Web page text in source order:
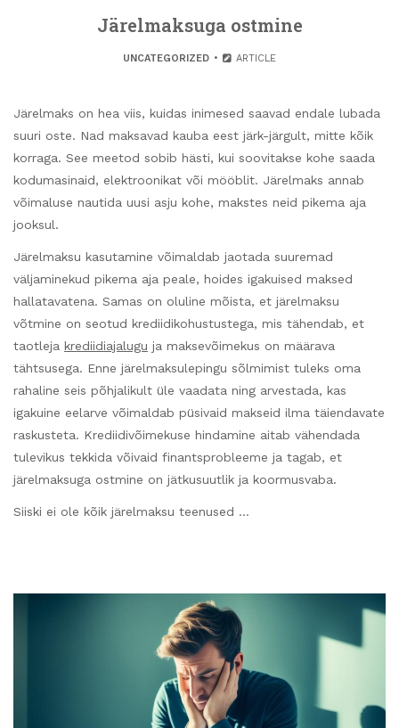
Järelmaksuga ostmine
UNCATEGORIZED ARTICLE
Järelmaks on hea viis, kuidas inimesed saavad endale lubada
suuri oste. Nad maksavad kauba eest järk-järgult, mitte kõik
korraga. See meetod sobib hästi, kui soovitakse kohe saada
kodumasinaid, elektroonikat või mööblit. Järelmaks annab
võimaluse nautida uusi asju kohe, makstes neid pikema aja
jooksul.
Järelmaksu kasutamine võimaldab jaotada suuremad
väljaminekud pikema aja peale, hoides igakuised maksed
hallatavatena. Samas on oluline mõista, et järelmaksu
võtmine on seotud krediidikohustustega, mis tähendab, et
taotleja krediidiajalugu ja maksevõimekus on määrava
tähtsusega. Enne järelmaksulepingu sõlmimist tuleks oma
rahaline seis põhjalikult üle vaadata ning arvestada, kas
igakuine eelarve võimaldab püsivaid makseid ilma täiendavate
raskusteta. Krediidivõimekuse hindamine aitab vähendada
tulevikus tekkida võivaid finantsprobleeme ja tagab, et
järelmaksuga ostmine on jätkusuutlik ja koormusvaba.
Siiski ei ole kõik järelmaksu teenused …